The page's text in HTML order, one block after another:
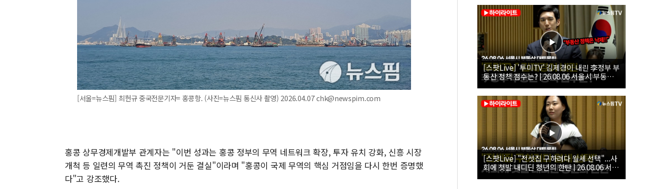
[서울=뉴스핌] 최헌규 중국전문기자= 홍콩항. (사진=뉴스핌 통신사 촬영) 2026.04.07 chk@newspim.com
홍콩 상무경제개발부 관계자는 "이번 성과는 홍콩 정부의 무역 네트워크 확장, 투자 유치 강화, 신흥 시장
개척 등 일련의 무역 촉진 정책이 거둔 결실"이라며 "홍콩이 국제 무역의 핵심 거점임을 다시 한번 증명했
다"고 강조했다.
[스팟Live] '투미TV' 김제경이 내린 李정부 부
동산 정책 점수는? | 26.08.06 서울시 부동산
대토론회
[스팟Live] "전셋집 구하려다 월세 선택"...사
회에 첫발 내디딘 청년의 한탄 | 26.08.06 서울
시 부동산 대토론회